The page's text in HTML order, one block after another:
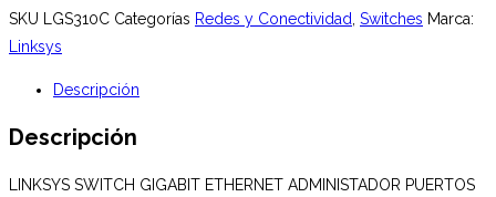
SKU LGS310C Categorías Redes y Conectividad Switches Marca:
Linksys
Descripción
Descripción
LINKSYS SWITCH GIGABIT ETHERNET ADMINISTADOR PUERTOS